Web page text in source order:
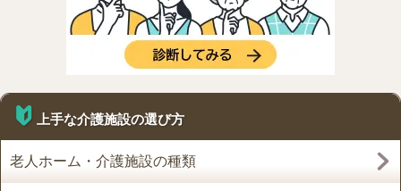
上手な介護施設の選び方
老人ホーム・介護施設の種類